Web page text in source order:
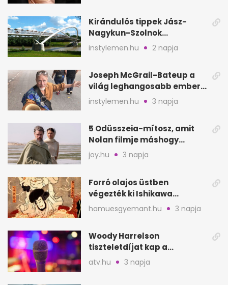
Kirándulós tippek Jász-
Nagykun-Szolnok
megyében: 6 kihagyhatatlan
hely
instylemen.hu 2 napja
Joseph McGrail-Bateup a
világ leghangosabb embere
lett Ausztráliából
instylemen.hu 3 napja
5 Odüsszeia-mítosz, amit
Nolan filmje máshogy
mutat, mint Homérosz
joy.hu 3 napja
Forró olajos üstben
végezték ki Ishikawa
Goemont, Japán Robin
Hoodját
hamuesgyemant.hu 3 napja
Woody Harrelson
tiszteletdíjat kap a
Szarajevói Filmfesztiválon
atv.hu 3 napja